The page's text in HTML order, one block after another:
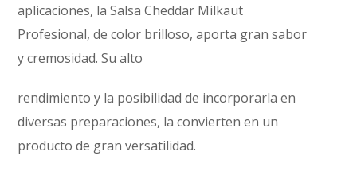
aplicaciones, la Salsa Cheddar Milkaut
Profesional, de color brilloso, aporta gran sabor
y cremosidad. Su alto
rendimiento y la posibilidad de incorporarla en
diversas preparaciones, la convierten en un
producto de gran versatilidad.